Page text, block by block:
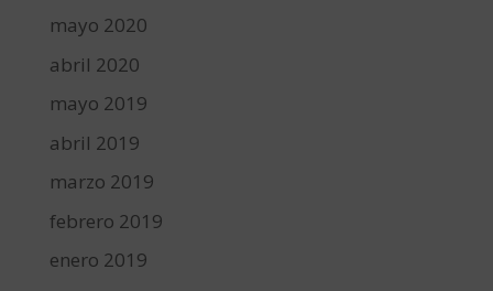
mayo 2020
abril 2020
mayo 2019
abril 2019
marzo 2019
febrero 2019
enero 2019